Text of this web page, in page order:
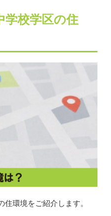
学校学区の住
住環境をご紹介します。